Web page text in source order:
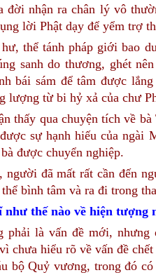
đời nhận ra chân lý vô
lời Phật dạy để yểm trợ
thể tánh pháp giới bao
sanh do thương, ghét
bái sám để tâm được
lượng từ bi hỷ xả của chư
thấy qua chuyện tích về
sự hạnh hiếu của ngài
được chuyển nghiệp.
người đã mất rất cần đến
bình tâm và ra đi trong
thế nào về hiện tượng
phải là vấn đề mới,
chưa hiểu rõ về vấn đề
bộ Quỷ vương, trong đó